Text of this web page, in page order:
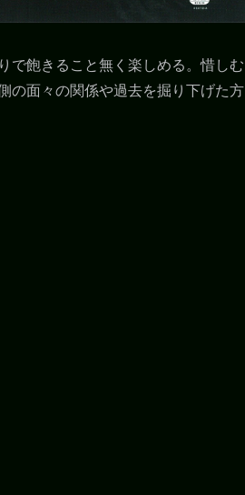
で飽きること無く楽しめる。惜しむ
の面々の関係や過去を掘り下げた方